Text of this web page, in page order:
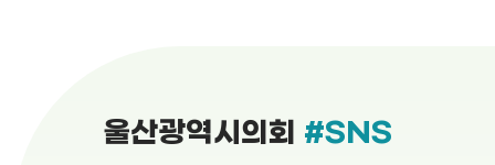
울산광역시의회 #SNS